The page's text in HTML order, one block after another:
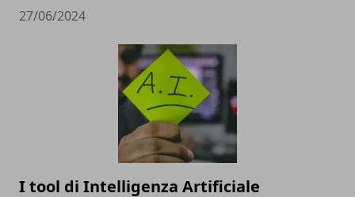
27/06/2024
I tool di Intelligenza Artificiale